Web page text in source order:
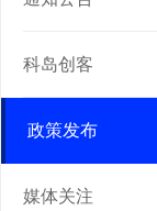
科岛创客
政策发布
媒体关注